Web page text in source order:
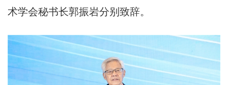
术学会秘书长郭振岩分别致辞。